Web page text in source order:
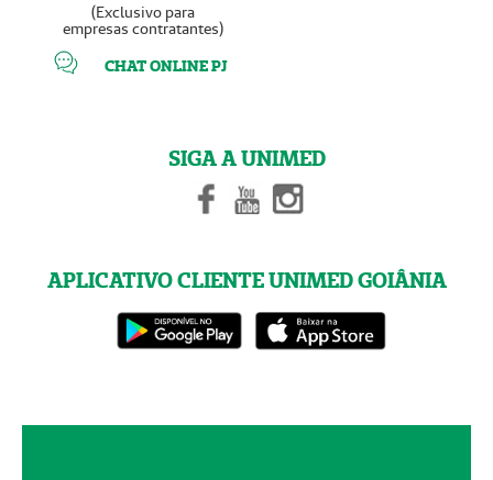
(Exclusivo para
empresas contratantes)
CHAT ONLINE PJ
SIGA A UNIMED
APLICATIVO CLIENTE UNIMED GOIÂNIA